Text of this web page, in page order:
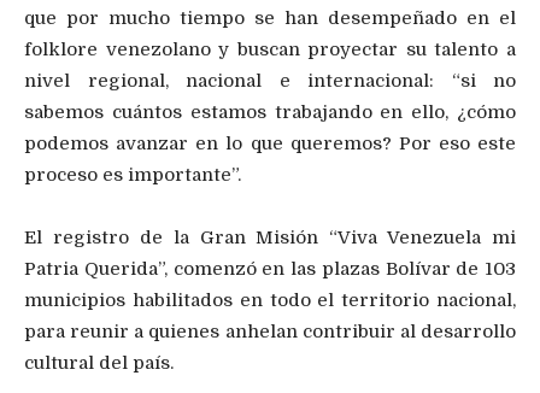
que por mucho tiempo se han desempeñado en el
folklore venezolano y buscan proyectar su talento a
nivel regional, nacional e internacional: “si no
sabemos cuántos estamos trabajando en ello, ¿cómo
podemos avanzar en lo que queremos? Por eso este
proceso es importante”.
El registro de la Gran Misión “Viva Venezuela mi
Patria Querida”, comenzó en las plazas Bolívar de 103
municipios habilitados en todo el territorio nacional,
para reunir a quienes anhelan contribuir al desarrollo
cultural del país.